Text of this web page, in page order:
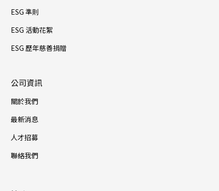
ESG 準則
ESG 活動花絮
ESG 歷年慈善捐贈
公司資訊
關於我們
最新消息
人才招募
聯絡我們